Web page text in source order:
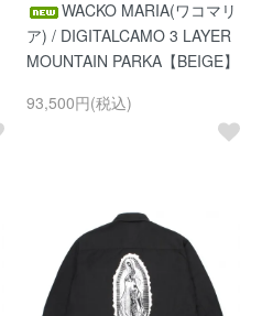
WACKO MARIA(ワコマリ
ア) / DIGITALCAMO 3 LAYER
MOUNTAIN PARKA【BEIGE】
93,500円(税込)